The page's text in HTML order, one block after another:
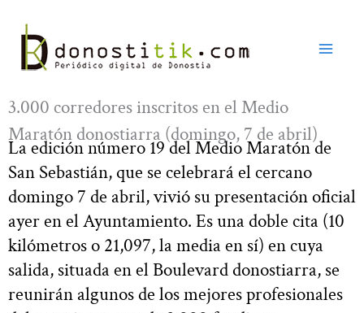
contenido
3.000 corredores inscritos en el Medio
Maratón donostiarra (domingo, 7 de abril)
La edición número 19 del Medio Maratón de
San Sebastián, que se celebrará el cercano
domingo 7 de abril, vivió su presentación oficial
ayer en el Ayuntamiento. Es una doble cita (10
kilómetros o 21,097, la media en sí) en cuya
salida, situada en el Boulevard donostiarra, se
reunirán algunos de los mejores profesionales